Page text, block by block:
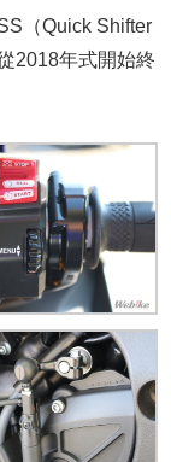
（Quick Shifter
2018年式開始終